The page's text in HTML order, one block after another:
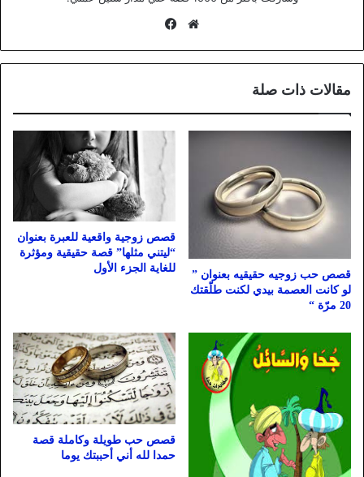
موقع
مقالات ذات صلة
قصص حب زوجيه حقيقيه بعنوان ”
لو كانت العصمة بيدي لكنت طلّقتك
20 مرّة “
قصص زوجية واقعية للعبرة بعنوان
“ليتني مثلها” قصة حقيقية ومؤثرة
للغاية الجزء الأول
قصص حب طويلة وكاملة قصة
حمدا لله أني أحببتك يوما